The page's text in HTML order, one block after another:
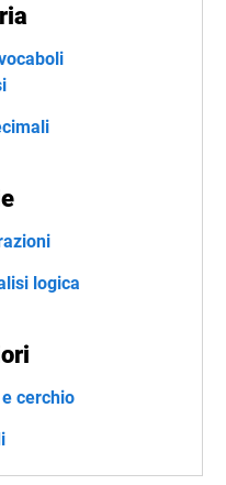
logica
cerchio